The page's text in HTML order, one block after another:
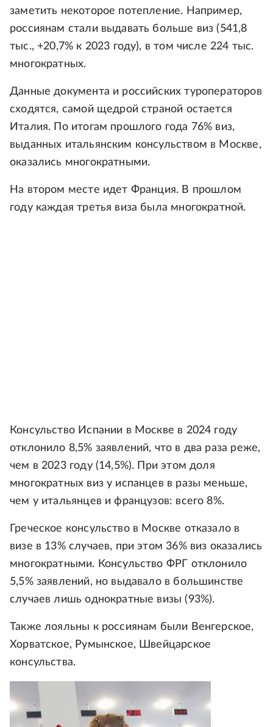
заметить некоторое потепление. Например,
россиянам стали выдавать больше виз (541,8
тыс., +20,7% к 2023 году), в том числе 224 тыс.
многократных.
Данные документа и российских туроператоров
сходятся, самой щедрой страной остается
Италия. По итогам прошлого года 76% виз,
выданных итальянским консульством в Москве,
оказались многократными.
На втором месте идет Франция. В прошлом
году каждая третья виза была многократной.
Консульство Испании в Москве в 2024 году
отклонило 8,5% заявлений, что в два раза реже,
чем в 2023 году (14,5%). При этом доля
многократных виз у испанцев в разы меньше,
чем у итальянцев и французов: всего 8%.
Греческое консульство в Москве отказало в
визе в 13% случаев, при этом 36% виз оказались
многократными. Консульство ФРГ отклонило
5,5% заявлений, но выдавало в большинстве
случаев лишь однократные визы (93%).
Также лояльны к россиянам были Венгерское,
Хорватское, Румынское, Швейцарское
консульства.